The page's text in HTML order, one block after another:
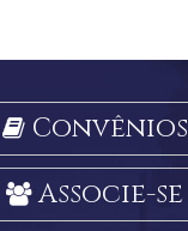
Convênios
Associe-se